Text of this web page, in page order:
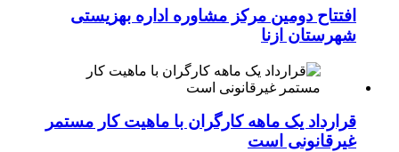
افتتاح دومین مرکز مشاوره اداره بهزیستی
شهرستان ازنا
قرارداد یک ماهه کارگران با ماهیت کار مستمر
غیرقانونی است